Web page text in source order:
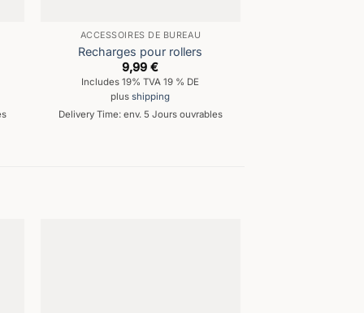
ACCESSOIRES DE BUREAU
Recharges pour rollers
9,99€
Includes 19% TVA 19 % DE
plusshipping
Delivery Time: env. 5 Jours ouvrables